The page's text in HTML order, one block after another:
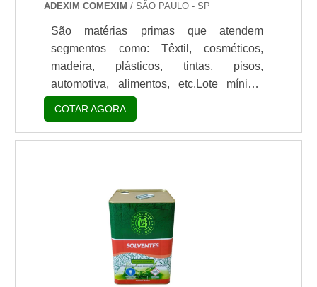
também proporcionar um atendimento
cuidadoso e que busca a satisfação do
cliente. A AODRAN é uma empresa que
tem despontado no segmento pela
idoneidade em tudo que faz, fechando
todo o ciclo de entrega com excelência
para cada cliente.Aproveite a visita para
acessar o nosso site e saber mais sobre a
orçamento!.
ADEXIM COMEXIM / SÃO PAULO - SP
São matérias primas que atendem
segmentos como: Têxtil, cosméticos,
madeira, plásticos, tintas, pisos,
automotiva, alimentos, etc.Lote mínimo
de: 1 embalagem - 20kgO catalisador
para tinta PU é um produto químico
composto por Aziridina Polifuncional,
propriedades finais, como por exemplo, a
adesão da resina aos substratos. O uso
do catalisador para tinta PU é necessário
quando é preciso aplicar a tinta PU em
substratos de difícil adesã.
COTAR AGORA